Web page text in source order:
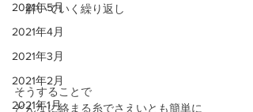
2021年5月
2021年4月
2021年3月
2021年2月
2021年1月
解いていく繰り返し
そうすることで
どんなに絡まる糸でさえいとも簡単に